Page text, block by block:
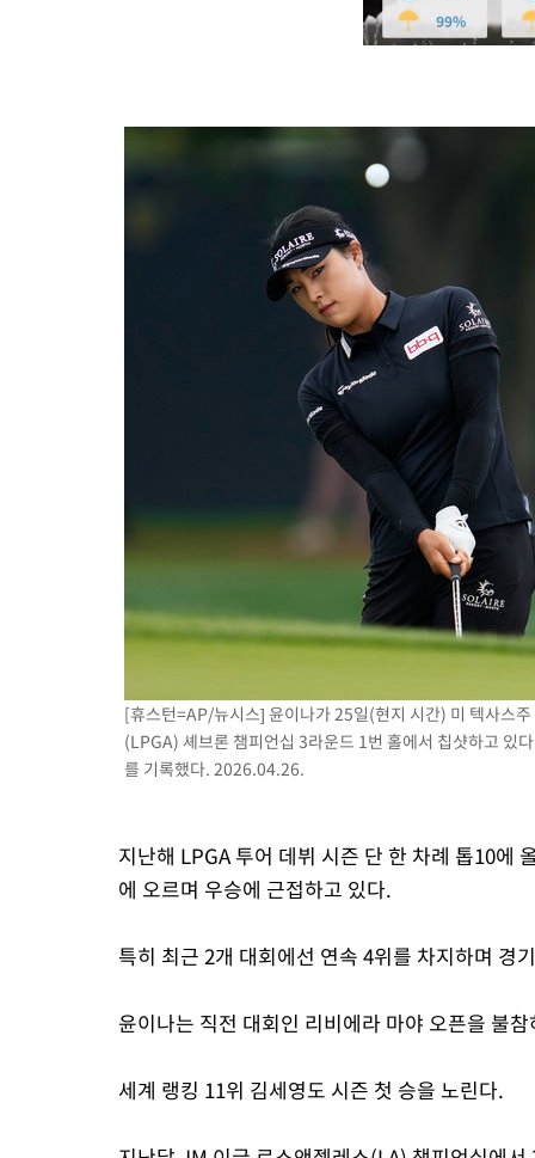
[휴스턴=AP/뉴시스] 윤이나가 25일(현지 시간) 미 텍사스
(LPGA) 셰브론 챔피언십 3라운드 1번 홀에서 칩샷하고 있
를 기록했다. 2026.04.26.
지난해 LPGA 투어 데뷔 시즌 단 한 차례 톱10에
에 오르며 우승에 근접하고 있다.
특히 최근 2개 대회에선 연속 4위를 차지하며 경
윤이나는 직전 대회인 리비에라 마야 오픈을 불
세계 랭킹 11위 김세영도 시즌 첫 승을 노린다.